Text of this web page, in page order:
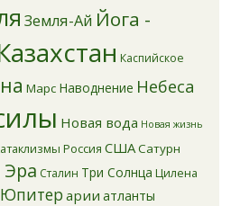
Земля-Ай Йога -
Каспийское
Марс Наводнение Небеса
Новая вода Новая жизнь
Россия СШАСатурн
Сталин Три Солнца Цилена
Юпитер арии атланты